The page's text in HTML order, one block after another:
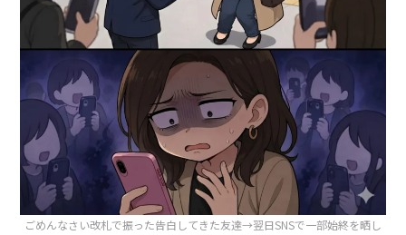
ごめんなさい改札で振った告白してきた友達→翌日SNSで一部始終を晒し